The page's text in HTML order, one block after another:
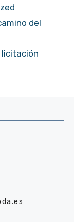
del
licitación